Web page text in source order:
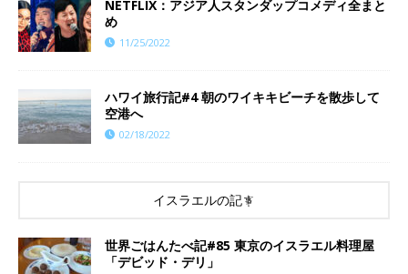
NETFLIX：アジア人スタンダップコメディ全まと
め
11/25/2022
ハワイ旅行記#4 朝のワイキキビーチを散歩して
空港へ
02/18/2022
イスラエルの記事
世界ごはんたべ記#85 東京のイスラエル料理屋
「デビッド・デリ」